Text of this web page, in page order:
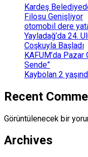
Kardeş
Filosu Genişliyor
otomobil dere
Yayladağ’da 24.
Coşkuyla Başladı
KAFUM’da
Sende”
Kaybolan 2
Recent
Görüntülenecek bir
Archives